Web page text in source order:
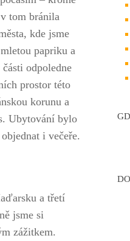
tom bránila
kde jsme
papriku a
odpoledne
prostor této
korunu a
Ubytování bylo
i večeře.
a třetí
jsme si
zážitkem.